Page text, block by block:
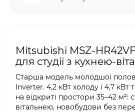
Mitsubishi MSZ-
для студії з кухнею-
Старша модель молодшої
Inverter. 4,2 кВт холоду і 4,7 кВт
на відкриті простори 35–42 м²:
вітальнею, новобудови без